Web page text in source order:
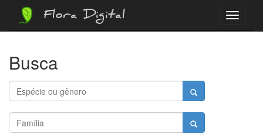
Menu
Flora Digital
Busca